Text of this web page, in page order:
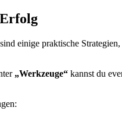
einige⁣ praktische
„Werkzeuge“ kannst du